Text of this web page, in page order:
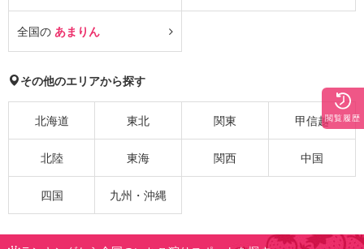
全国の あまりん
その他のエリアから探す
北海道 東北 関東 甲信越
北陸 東海 関西 中国
四国 九州・沖縄
閲覧履歴